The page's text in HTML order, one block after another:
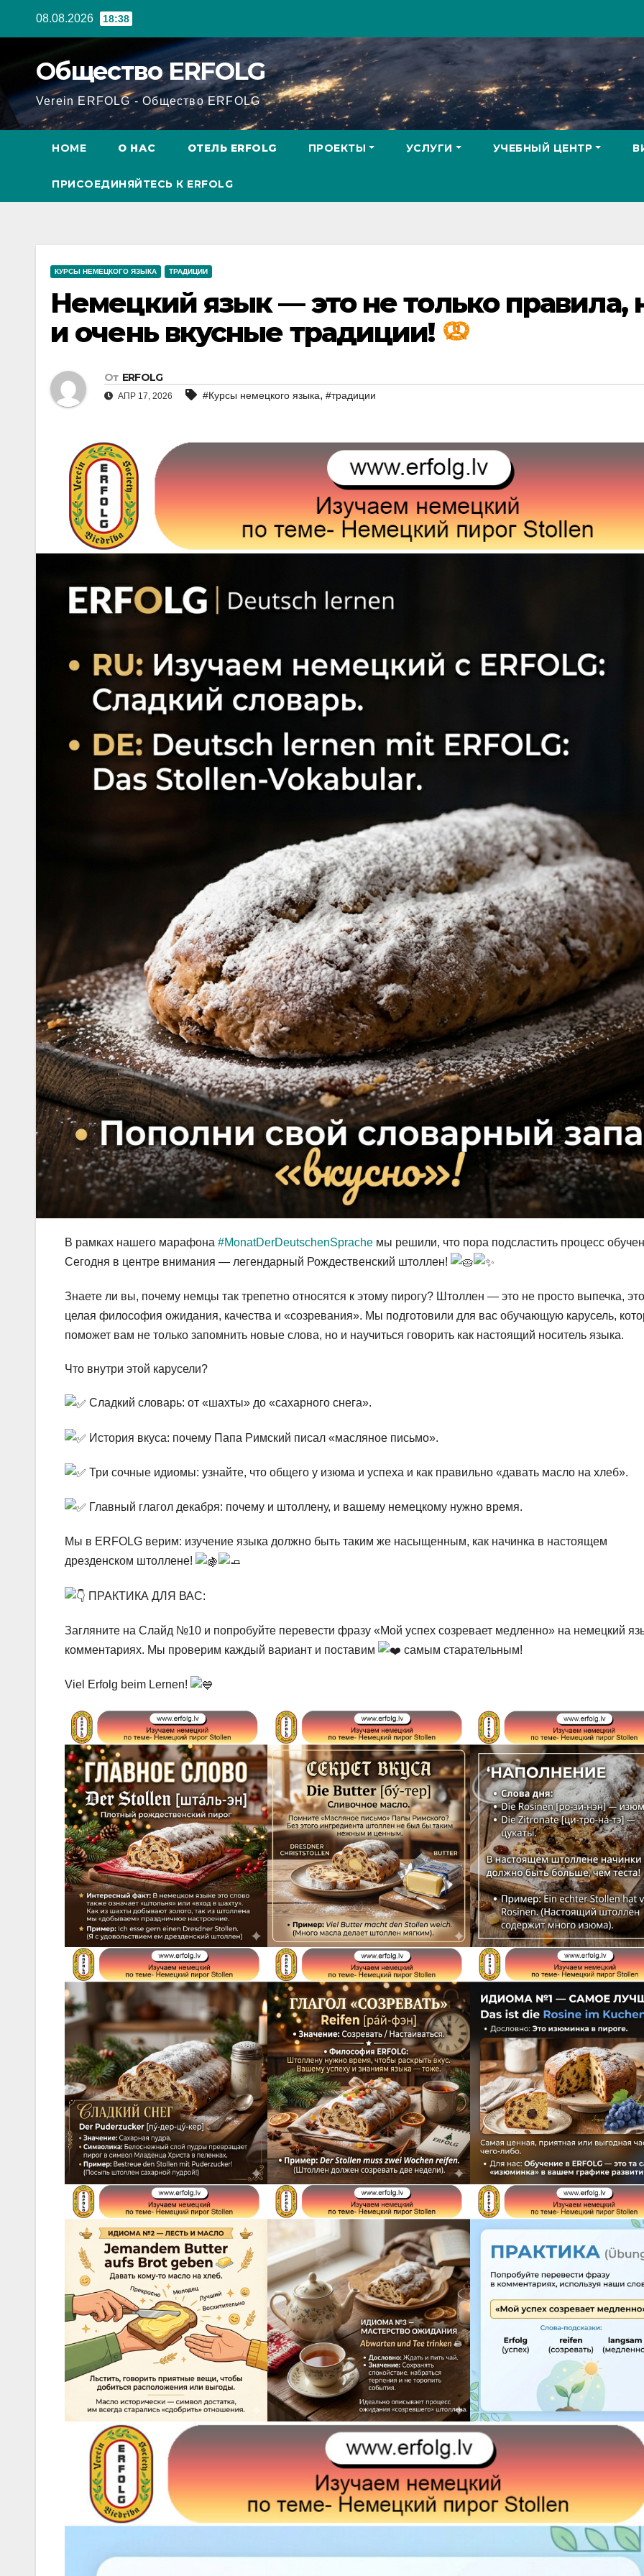
08.08.2026 18:38
Общество ERFOLG
Verein ERFOLG - Общество ERFOLG
HOME О НАС ОТЕЛЬ ERFOLG ПРОЕКТЫ УСЛУГИ УЧЕБНЫЙ ЦЕНТР
ПРИСОЕДИНЯЙТЕСЬ К ERFOLG
КУРСЫ НЕМЕЦКОГО ЯЗЫКА ТРАДИЦИИ
Немецкий язык — это не только правила,
и очень вкусные традиции!
От ERFOLG
АПР 17, 2026 #Курсы немецкого языка, #традиции
В рамках нашего марафона #MonatDerDeutschenSprache мы решили, что пора подсластить процесс
Сегодня в центре внимания — легендарный Рождественский штоллен!
Знаете ли вы, почему немцы так трепетно относятся к этому пирогу? Штоллен — это не просто выпечка, это
целая философия ожидания, качества и «созревания». Мы подготовили для вас обучающую карусель,
поможет вам не только запомнить новые слова, но и научиться говорить как настоящий носитель языка.
Что внутри этой карусели?
Сладкий словарь: от «шахты» до «сахарного снега».
История вкуса: почему Папа Римский писал «масляное письмо».
Три сочные идиомы: узнайте, что общего у изюма и успеха и как правильно «давать масло на хлеб».
Главный глагол декабря: почему и штоллену, и вашему немецкому нужно время.
Мы в ERFOLG верим: изучение языка должно быть таким же насыщенным, как начинка в настоящем
дрезденском штоллене!
ПРАКТИКА ДЛЯ ВАС:
Загляните на Слайд №10 и попробуйте перевести фразу «Мой успех созревает медленно» на немецкий
комментариях. Мы проверим каждый вариант и поставим
самым старательным!
Viel Erfolg beim Lernen!